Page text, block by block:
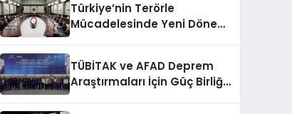
Türkiye’nin Terörle
Mücadelesinde Yeni Dönem:
TÜBİTAK ve AFAD Deprem
Araştırmaları İçin Güç Birliği